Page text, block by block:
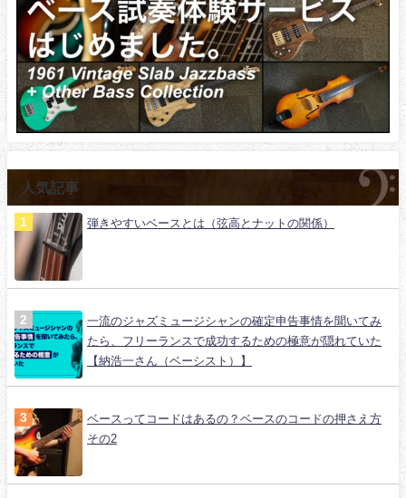
人気記事
弾きやすいベースとは（弦高とナットの関係）
一流のジャズミュージシャンの確定申告事情を聞いてみ
たら、フリーランスで成功するための極意が隠れていた
【納浩一さん（ベーシスト）】
ベースってコードはあるの？ベースのコードの押さえ方
その2